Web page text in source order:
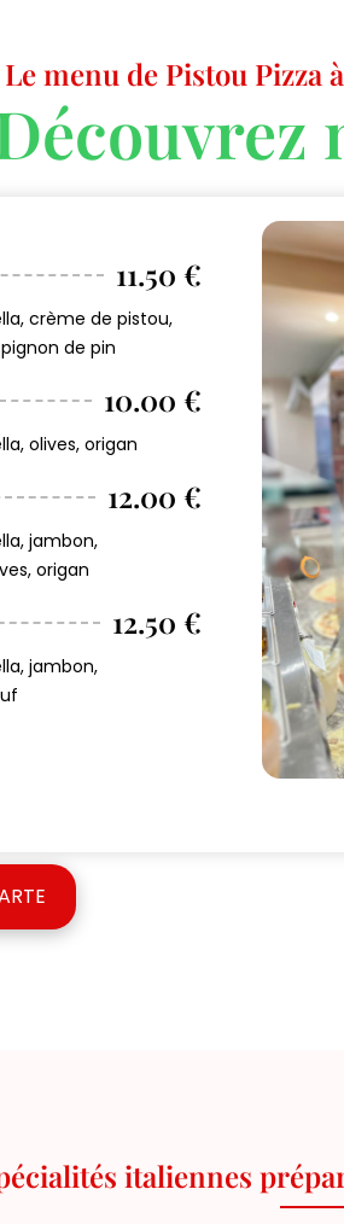
Le menu de Pistou
11.50 €
crème de pistou,
de pin
10.00 €
olives, origan
12.00 €
jambon,
origan
12.50 €
jambon,
italiennes